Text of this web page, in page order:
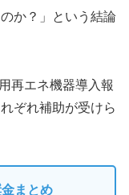
か？」という結論
再エネ機器導入報
ぞれ補助が受けら
まとめ